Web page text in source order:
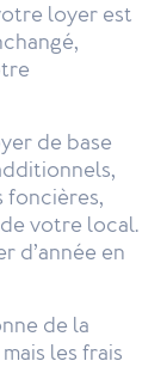
loyer est
de base
foncières,
votre local.
d’année en
de la
les frais